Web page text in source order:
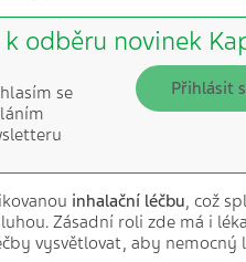
k odběru novinek
se
Přihlásit
inhalační léčbu, což
Zásadní roli zde má i
vysvětlovat, aby nemocný